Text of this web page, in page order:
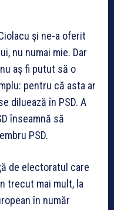
şi ne-a oferit
nu numai mie. Dar
aş fi putut să o
pentru că asta ar
diluează în PSD. A
înseamnă să
PSD.
de electoratul care
trecut mai mult, la
în număr